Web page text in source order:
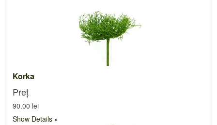
Korka
Preț
90.00 lei
Show Details